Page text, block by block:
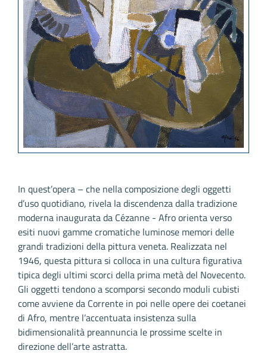
In quest’opera – che nella composizione degli oggetti
d’uso quotidiano, rivela la discendenza dalla tradizione
moderna inaugurata da Cézanne - Afro orienta verso
esiti nuovi gamme cromatiche luminose memori delle
grandi tradizioni della pittura veneta. Realizzata nel
1946, questa pittura si colloca in una cultura figurativa
tipica degli ultimi scorci della prima metà del Novecento.
Gli oggetti tendono a scomporsi secondo moduli cubisti
come avviene da Corrente in poi nelle opere dei coetanei
di Afro, mentre l’accentuata insistenza sulla
bidimensionalità preannuncia le prossime scelte in
direzione dell’arte astratta.